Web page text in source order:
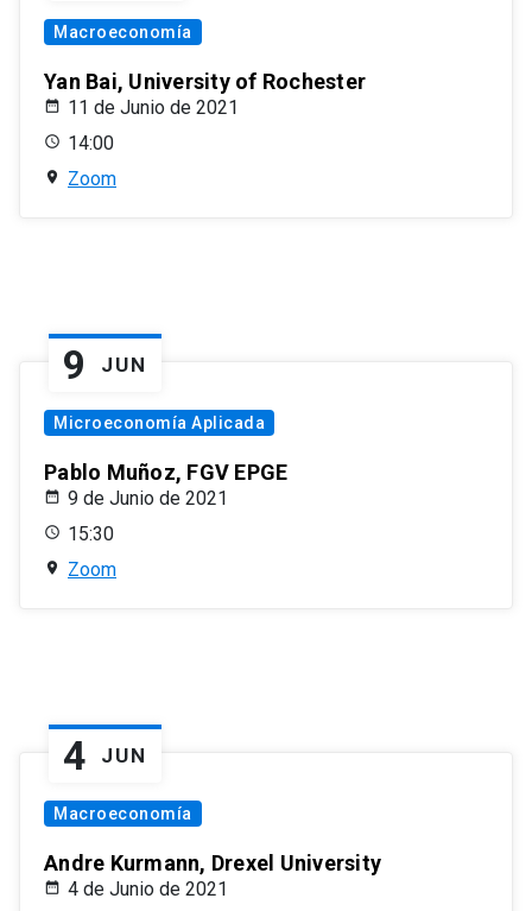
Macroeconomía
Yan Bai, University of Rochester
11 de Junio de 2021
14:00
Zoom
9 JUN
Microeconomía Aplicada
Pablo Muñoz, FGV EPGE
9 de Junio de 2021
15:30
Zoom
4 JUN
Macroeconomía
Andre Kurmann, Drexel University
4 de Junio de 2021